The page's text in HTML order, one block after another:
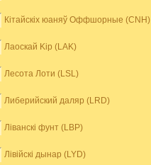
Кітайскіх юаняў Оффшорные (CNH)
Лаоскай Kip (LAK)
Лесота Лоти (LSL)
Либерийский даляр (LRD)
Ліванскі фунт (LBP)
Лівійскі дынар (LYD)